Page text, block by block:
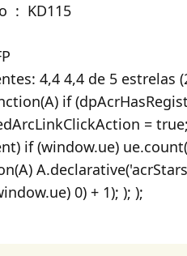
Número do modelo ‏ : ‎ KD115
4,4 4,4 de 5 estrelas
if
=
if (window.ue)
0) + 1); ); );